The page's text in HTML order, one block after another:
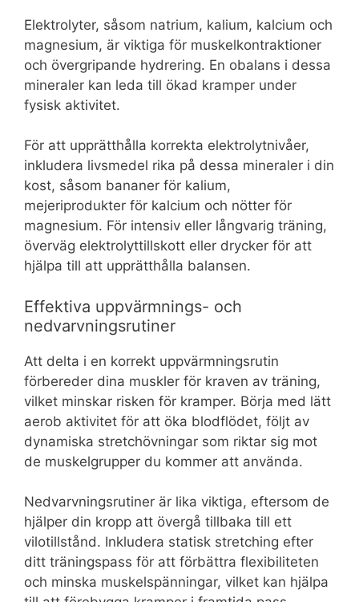
Elektrolyter, såsom natrium, kalium, kalcium och
magnesium, är viktiga för muskelkontraktioner
och övergripande hydrering. En obalans i dessa
mineraler kan leda till ökad kramper under
fysisk aktivitet.
För att upprätthålla korrekta elektrolytnivåer,
inkludera livsmedel rika på dessa mineraler i din
kost, såsom bananer för kalium,
mejeriprodukter för kalcium och nötter för
magnesium. För intensiv eller långvarig träning,
överväg elektrolyttillskott eller drycker för att
hjälpa till att upprätthålla balansen.
Effektiva uppvärmnings- och
nedvarvningsrutiner
Att delta i en korrekt uppvärmningsrutin
förbereder dina muskler för kraven av träning,
vilket minskar risken för kramper. Börja med lätt
aerob aktivitet för att öka blodflödet, följt av
dynamiska stretchövningar som riktar sig mot
de muskelgrupper du kommer att använda.
Nedvarvningsrutiner är lika viktiga, eftersom de
hjälper din kropp att övergå tillbaka till ett
vilotillstånd. Inkludera statisk stretching efter
ditt träningspass för att förbättra flexibiliteten
och minska muskelspänningar, vilket kan hjälpa